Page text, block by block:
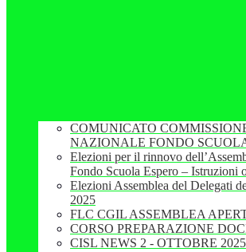
COMUNICATO
NAZIONALE FONDO
Elezioni per il rinnovo
Fondo Scuola Espero – Istruzioni
Elezioni Assemblea del Delegati
2025
FLC CGIL ASSEMBLEA
CORSO PREPARAZIONE
CISL NEWS 2 - OTTOBRE 2025